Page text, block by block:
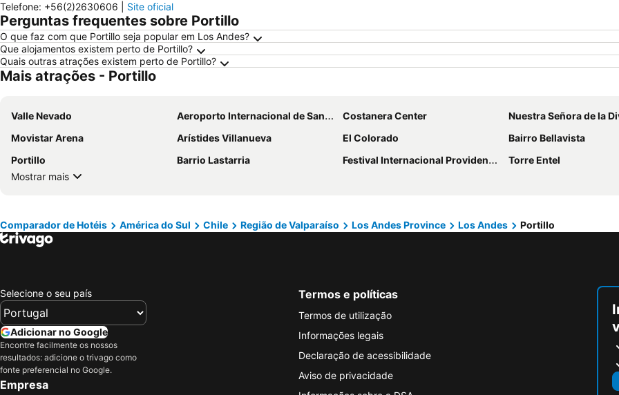
Telefone: +56(2)2630606 Site oficial
Perguntas frequentes sobre Portillo
O que faz com que Portillo seja popular em Los Andes?
Que alojamentos existem perto de Portillo?
Quais outras atrações existem perto de Portillo?
Mais atrações - Portillo
Valle Nevado Aeroporto Internacional de Santiago - Aeroporto Internacional Comodoro Arturo Merino Benítez Costanera Center
Nuestra Señora de la Divina
Movistar Arena
Arístides Villanueva El Colorado
Bairro Bellavista
Portillo
Barrio Lastarria Festival Internacional Providencia Jazz
Torre Entel
Mostrar mais
Comparador de Hotéis América do Sul Chile Região de Valparaíso Los Andes Province Los Andes Portillo
Selecione o seu país
Adicionar no Google
Encontre facilmente os nossos
resultados: adicione o trivago como
fonte preferencial no Google.
Empresa
Termos e políticas
Termos de utilização
Informações legais
Declaração de acessibilidade
Aviso de privacidade